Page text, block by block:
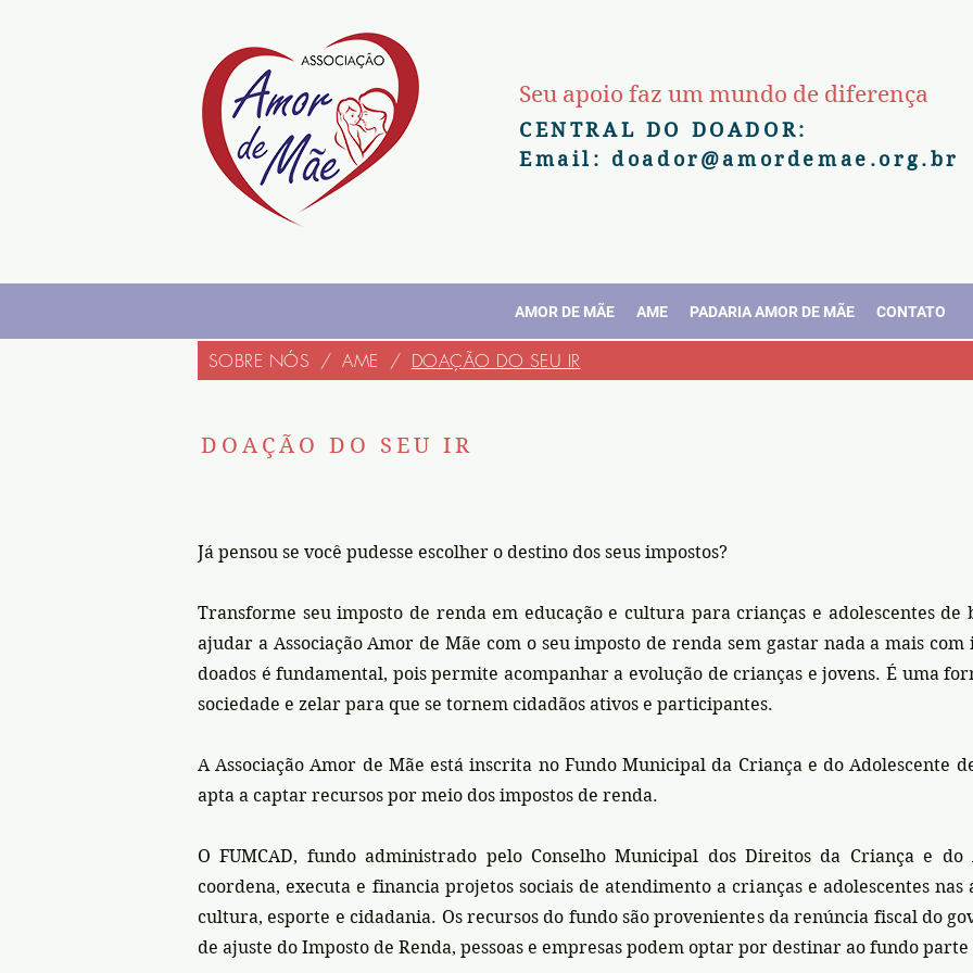
Seu apoio faz um mundo de diferença
CENTRAL DO DOADOR:
Email: doador@amordemae.org.br
AMOR DE MÃE AME PADARIA AMOR DE MÃE CONTATO
SOBRE NÓS / AME / DOAÇÃO DO SEU IR
DOAÇÃO DO SEU IR
Já pensou se você pudesse escolher o destino dos seus impostos?
Transforme seu imposto de renda em educação e cultura para crianças e adolescentes
ajudar a Associação Amor de Mãe com o seu imposto de renda sem gastar nada a mais
doados é fundamental, pois permite acompanhar a evolução de crianças e jovens. É uma
sociedade e zelar para que se tornem cidadãos ativos e participantes.
A Associação Amor de Mãe está inscrita no Fundo Municipal da Criança e do Adolescente
apta a captar recursos por meio dos impostos de renda.
O FUMCAD, fundo administrado pelo Conselho Municipal dos Direitos da Criança e do
coordena, executa e financia projetos sociais de atendimento a crianças e adolescentes nas
cultura, esporte e cidadania. Os recursos do fundo são provenientes da renúncia fiscal do
de ajuste do Imposto de Renda, pessoas e empresas podem optar por destinar ao fundo